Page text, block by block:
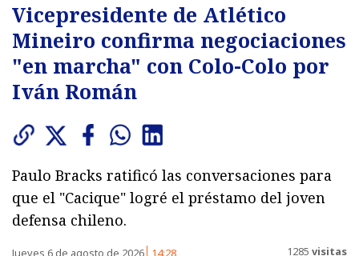
Vicepresidente de Atlético
Mineiro confirma negociaciones
"en marcha" con Colo-Colo por
Iván Román
Paulo Bracks ratificó las conversaciones para
que el "Cacique" logré el préstamo del joven
defensa chileno.
1285 visitas